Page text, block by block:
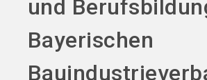
und
Bayerischen